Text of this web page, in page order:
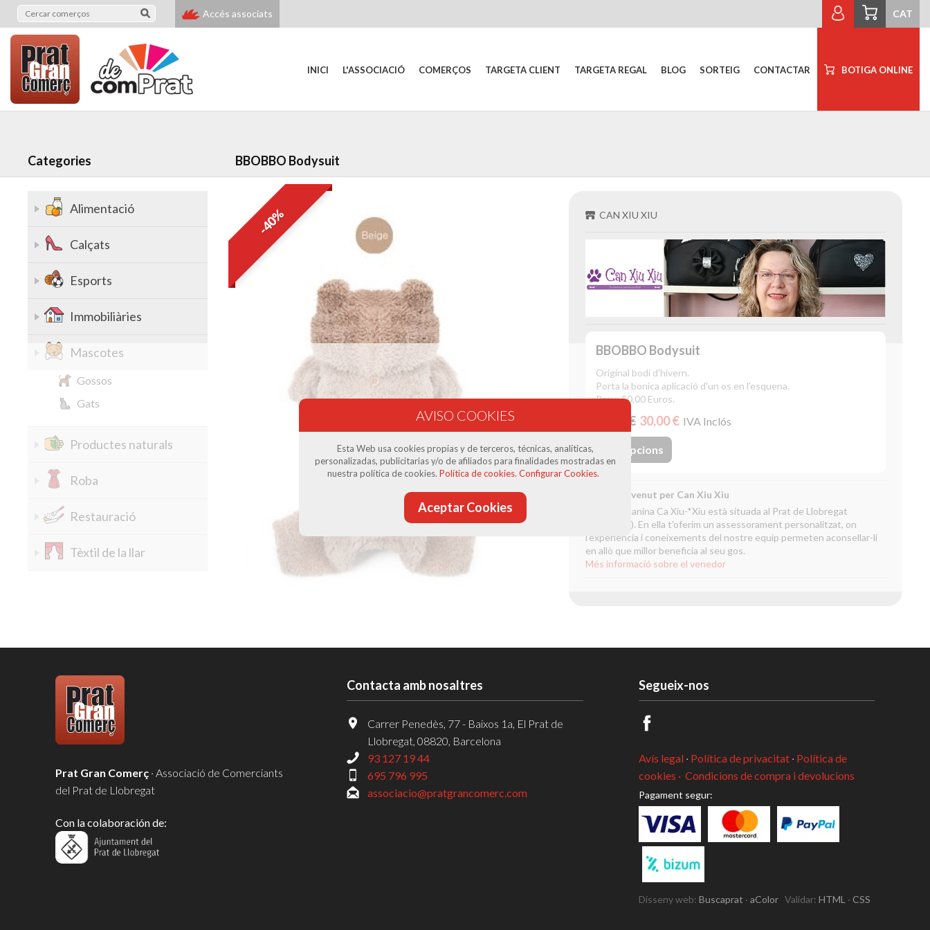
CAT
Accés associats
INICI L'ASSOCIACIÓ COMERÇOS TARGETA CLIENT TARGETA REGAL BLOG SORTEIG CONTACTAR BOTIGA ONLINE
Categories
Alimentació
Calçats
Esports
Immobiliàries
Mascotes
Gossos
Gats
Productes naturals
Roba
Restauració
Tèxtil de la llar
BBOBBO Bodysuit
-40% CAN XIU XIU
BBOBBO Bodysuit
Original bodi d'hivern.
Porta la bonica aplicació d'un os en l'esquena.
Preu: 50,00 Euros.
50,00 € 30,00 € IVA Inclós
Opcions
Producte venut per Can Xiu Xiu
La botiga canina Ca Xiu-*Xiu està situada al Prat de Llobregat
(Barcelona). En ella t'oferim un assessorament personalitzat, on
l'experiència i coneixements del nostre equip permeten aconsellar-li
en allò que millor beneficia al seu gos.
Més informació sobre el venedor
Prat Gran Comerç · Associació de Comerciants
del Prat de Llobregat
Con la colaboración de:
Contacta amb nosaltres
Carrer Penedès, 77 - Baixos 1a, El Prat de
Llobregat, 08820, Barcelona
93 127 19 44
695 796 995
associacio@pratgrancomerc.com
Segueix-nos
Avís legal· Política de privacitat· Política de
cookies · Condicions de compra i devolucions
Pagament segur:
Disseny web: Buscaprat · aColor Validar: HTML · CSS
Esta Web usa cookies propias y de terceros, técnicas, analíticas,
personalizadas, publicitarias y/o de afiliados para finalidades mostradas en
nuestra política de cookies. Política de cookies. Configurar Cookies.
Aceptar Cookies